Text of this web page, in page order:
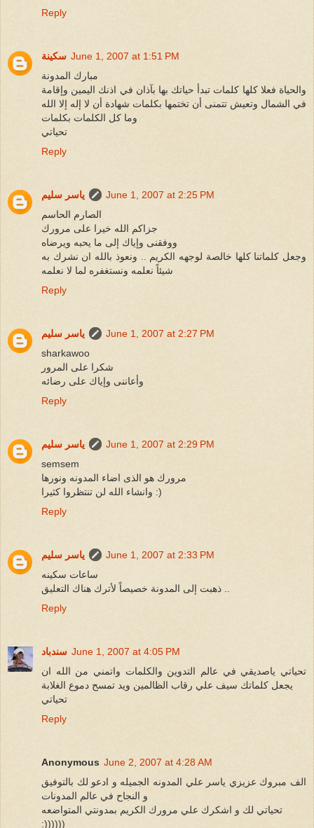
Reply
سكينة June 1, 2007 at 1:51 PM
مبارك المدونة
والحياة فعلا كلها كلمات تبدأ حياتك بها بآذان في اذنك اليمين وإقامة
في الشمال وتعيش تتمنى أن تختمها بكلمات شهادة أن لا إله إلا الله
وما كل الكلمات بكلمات
تحياتي
Reply
ياسر سليم
June 1, 2007 at 2:25 PM
الصارم الحاسم
جزاكم الله خيرا على مرورك
ووفقنى وإياك إلى ما يحبه ويرضاه
وجعل كلماتنا كلها خالصة لوجهه الكريم .. ونعوذ بالله ان نشرك به
شيئاً نعلمه ونستغفره لما لا نعلمه
Reply
ياسر سليم
June 1, 2007 at 2:27 PM
sharkawoo
شكرا على المرور
وأعاننى وإياك على رضائه
Reply
ياسر سليم
June 1, 2007 at 2:29 PM
semsem
مرورك هو الذى اضاء المدونه ونورها
وانشاء الله لن تنتظروا كثيرا :)
Reply
ياسر سليم
June 1, 2007 at 2:33 PM
ساعات سكينه
ذهبت إلى المدونة خصيصاً لأترك هناك التعليق ..
Reply
سندباد June 1, 2007 at 4:05 PM
تحياتي ياصديقي في عالم التدوين والكلمات واتمني من الله ان
يجعل كلماتك سيف علي رقاب الظالمين ويد تمسح دموع الغلابة
تحياتي
Reply
Anonymous June 2, 2007 at 4:28 AM
الف مبروك عزيزي ياسر علي المدونه الجميله و ادعو لك بالتوفيق
و النجاح في عالم المدونات
تحياتي لك و اشكرك علي مرورك الكريم بمدونتي المتواضعه
:))))))